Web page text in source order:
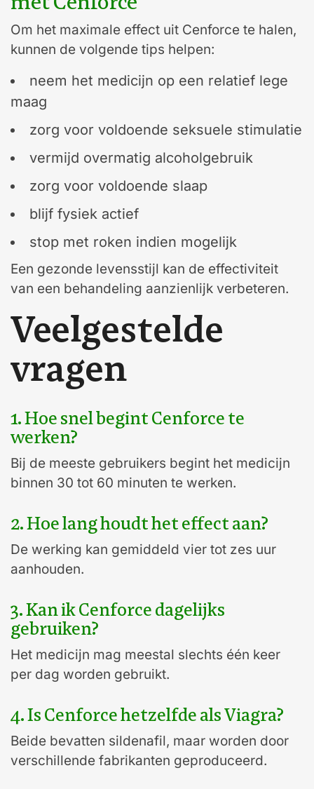
Om het maximale effect uit Cenforce te halen,
kunnen de volgende tips helpen:
neem het medicijn op een relatief lege
maag
zorg voor voldoende seksuele stimulatie
vermijd overmatig alcoholgebruik
zorg voor voldoende slaap
blijf fysiek actief
stop met roken indien mogelijk
Een gezonde levensstijl kan de effectiviteit
van een behandeling aanzienlijk verbeteren.
Veelgestelde
vragen
1. Hoe snel begint Cenforce te
werken?
Bij de meeste gebruikers begint het medicijn
binnen 30 tot 60 minuten te werken.
2. Hoe lang houdt het effect aan?
De werking kan gemiddeld vier tot zes uur
aanhouden.
3. Kan ik Cenforce dagelijks
gebruiken?
Het medicijn mag meestal slechts één keer
per dag worden gebruikt.
4. Is Cenforce hetzelfde als Viagra?
Beide bevatten sildenafil, maar worden door
verschillende fabrikanten geproduceerd.